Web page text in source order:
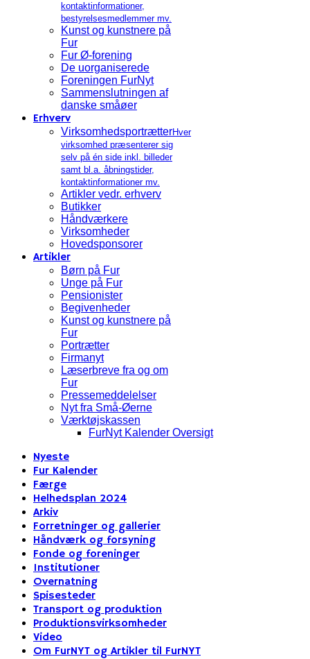
kontaktinformationer,
bestyrelsesmedlemmer mv.
Kunst og kunstnere på
Fur
Fur Ø-forening
De uorganiserede
Foreningen FurNyt
Sammenslutningen af
danske småøer
Erhverv
VirksomhedsportrætterHver
virksomhed præsenterer sig
selv på én side inkl. billeder
samt bl.a. åbningstider,
kontaktinformationer mv.
Artikler vedr. erhverv
Butikker
Håndværkere
Virksomheder
Hovedsponsorer
Artikler
Børn på Fur
Unge på Fur
Pensionister
Begivenheder
Kunst og kunstnere på
Fur
Portrætter
Firmanyt
Læserbreve fra og om
Fur
Pressemeddelelser
Nyt fra Små-Øerne
Værktøjskassen
FurNyt Kalender Oversigt
Nyeste
Fur Kalender
Færge
Helhedsplan 2024
Arkiv
Forretninger og gallerier
Håndværk og forsyning
Fonde og foreninger
Institutioner
Overnatning
Spisesteder
Transport og produktion
Produktionsvirksomheder
Video
Om FurNYT og Artikler til FurNYT